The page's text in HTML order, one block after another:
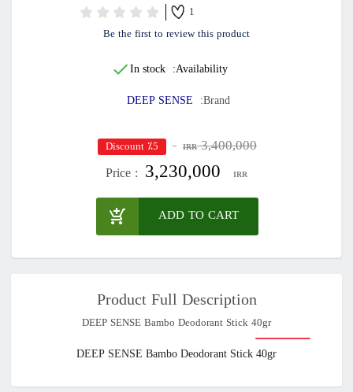
1
Be the first to review this product
Availability:
In stock
Brand:
DEEP SENSE
3,400,000
IRR ٪5 Discount
Price : 3,230,000 IRR
ADD TO CART
Product Full Description
DEEP SENSE Bambo Deodorant Stick 40gr
DEEP SENSE Bambo Deodorant Stick 40gr